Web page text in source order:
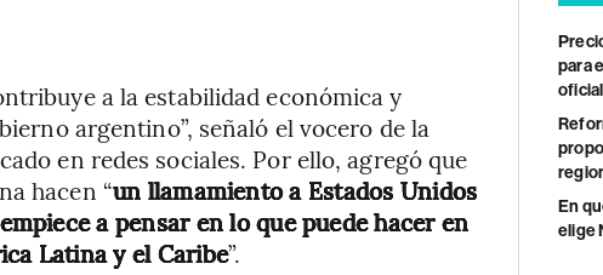
a la estabilidad económica y
argentino”, señaló el vocero de la
en redes sociales. Por ello, agregó que
hacen “un llamamiento a Estados Unidos
a pensar en lo que puede hacer en
Latina y el Caribe”.
para
oficial
En
elige